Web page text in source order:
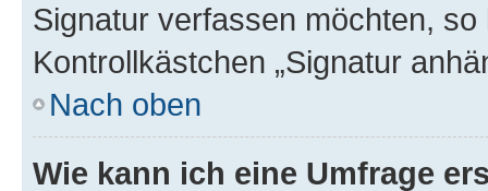
Signatur verfassen möchten,
Kontrollkästchen „Signatur
Nach oben
Wie kann ich eine Umfrage